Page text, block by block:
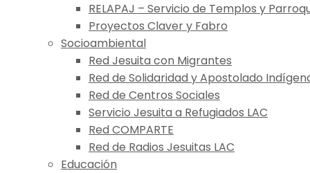
RELAPAJ – Servicio de Templos y
Proyectos Claver y Fabro
Socioambiental
Red Jesuita con Migrantes
Red de Solidaridad y Apostolado
Red de Centros Sociales
Servicio Jesuita a Refugiados LAC
Red COMPARTE
Red de Radios Jesuitas LAC
Educación